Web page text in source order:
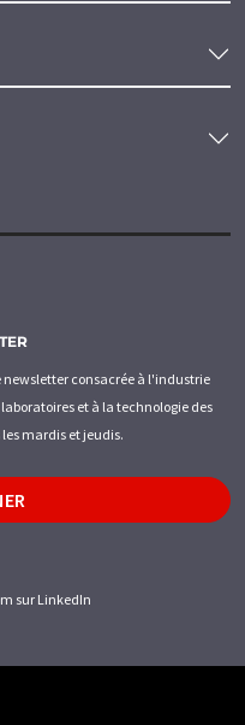
consacrée à l'industrie
et à la technologie des
mardis et jeudis.
sur LinkedIn